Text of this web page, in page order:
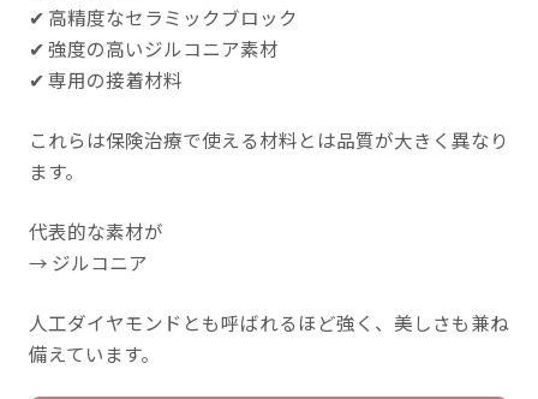
✔ 高精度なセラミックブロック
✔ 強度の高いジルコニア素材
✔ 専用の接着材料
これらは保険治療で使える材料とは品質が大きく異なり
ます。
代表的な素材が
→ ジルコニア
人工ダイヤモンドとも呼ばれるほど強く、美しさも兼ね
備えています。